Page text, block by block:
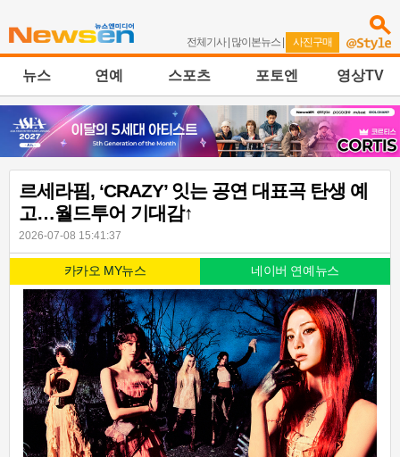
전체기사| 많이본뉴스 | 사진구매
뉴스 연예 스포츠 포토엔 영상TV
르세라핌, ‘CRAZY’ 잇는 공연 대표곡 탄생 예
고…월드투어 기대감↑
2026-07-08 15:41:37
카카오 MY뉴스 네이버 연예뉴스